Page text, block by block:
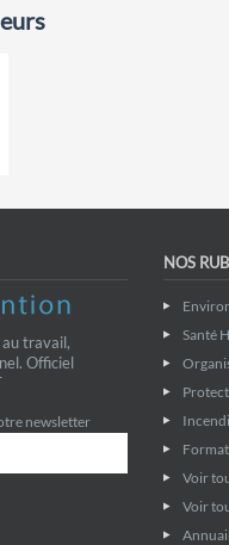
travail,
Officiel
newsletter
NOS
Santé
Voir
Voir